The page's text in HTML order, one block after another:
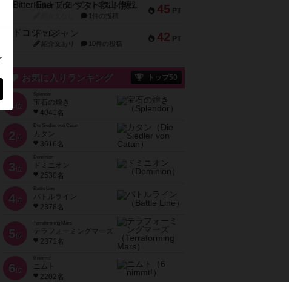
45 PT
Bitter End ブタペスト救出作戦
1件の投稿
42 PT
ドコジャン
紹介文あり 10件の投稿
お気に入りランキング トップ50
1 位
宝石の煌き
4041名
2 位
Die Siedler von Catan
カタン
3616名
3 位
ドミニオン
2530名
4位
Battle Line
バトルライン
2378名
5 位
Terraforming Mars
テラフォーミングマーズ
2371名
6 位
ニムト
2202名